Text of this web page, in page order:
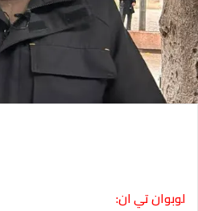
لوبوان تي ان: